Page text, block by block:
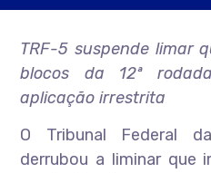
TRF-5 suspende limar
blocos da 12ª
aplicação irrestrita
O Tribunal Federal
derrubou a liminar que